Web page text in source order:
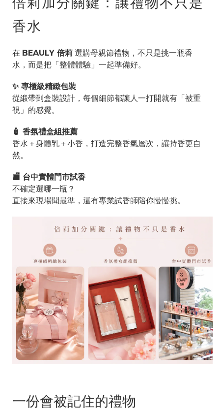
香水
在 BEAULY 倍莉 選購母親節禮物，不只是挑一瓶香
水，而是把「整體體驗」一起準備好。
✨ 專櫃級精緻包裝
從緞帶到盒裝設計，每個細節都讓人一打開就有「被重
視」的感覺。
🧴 香氛禮盒組推薦
香水＋身體乳＋小香，打造完整香氣層次，讓持香更自
然。
🏬 台中實體門市試香
不確定選哪一瓶？
直接來現場聞最準，還有專業試香師陪你慢慢挑。
一份會被記住的禮物